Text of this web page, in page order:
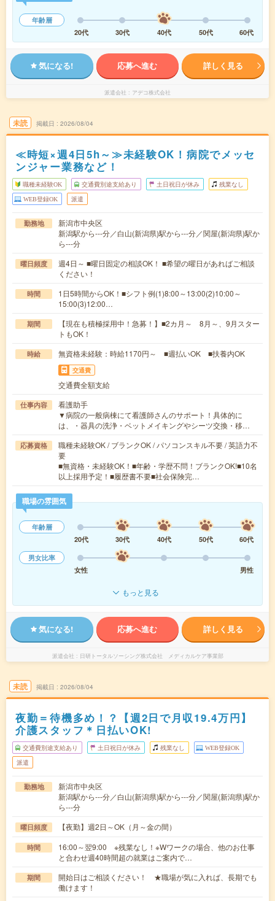
年齢層
20代
30代 40代 50代 60代
気になる! 応募へ進む 詳しく見る
派遣会社 アデコ株式会社
未読 掲載日 2026/08/04
≪時短×週4日5h～≫未経験OK！病院でメッセ
ンジャー業務など！
職種未経験OK 交通費別途支給あり 土日祝日が休み 残業なし
WEB登録OK 派遣
勤務地
新潟市中央区
新潟駅から---分／白山(新潟県)駅から---分／関屋(新潟県)駅か
ら---分
曜日頻度
週4日～ ■曜日固定の相談OK！ ■希望の曜日があればご相談
ください！
時間
1日5時間からOK！■シフト例(1)8:00～13:00(2)10:00～
15:00(3)12:00…
期間
【現在も積極採用中！急募！】■2カ月～ 8月～、9月スター
トもOK！
時給 無資格未経験：時給1170円～ ■週払いOK ■扶養内OK
交通費
交通費全額支給
仕事内容
看護助手
▼病院の一般病棟にて看護師さんのサポート！具体的に
は、・器具の洗浄・ベットメイキングやシーツ交換・移…
応募資格
職種未経験OK / ブランクOK / パソコンスキル不要 / 英語力不
要
■無資格・未経験OK！■年齢・学歴不問！ブランクOK!■10名
以上採用予定！■履歴書不要■社会保険完…
職場の雰囲気
年齢層
20代
30代 40代 50代
60代
男女比率
女性
男性
もっと見る
気になる! 応募へ進む 詳しく見る
派遣会社 日研トータルソーシング株式会社 メディカルケア事業部
未読 掲載日 2026/08/04
夜勤＝待機多め！？【週2日で月収19.4万円】
介護スタッフ＊日払いOK!
交通費別途支給あり 土日祝日が休み 残業なし WEB登録OK
派遣
勤務地
新潟市中央区
新潟駅から---分／白山(新潟県)駅から---分／関屋(新潟県)駅か
ら---分
曜日頻度 【夜勤】週2日～OK（月～金の間）
時間
16:00～翌9:00 ※残業なし！※Wワークの場合、他のお仕事
と合わせ週40時間超の就業はご案内で…
期間
開始日はご相談ください！ ★職場が気に入れば、長期でも
働けます！